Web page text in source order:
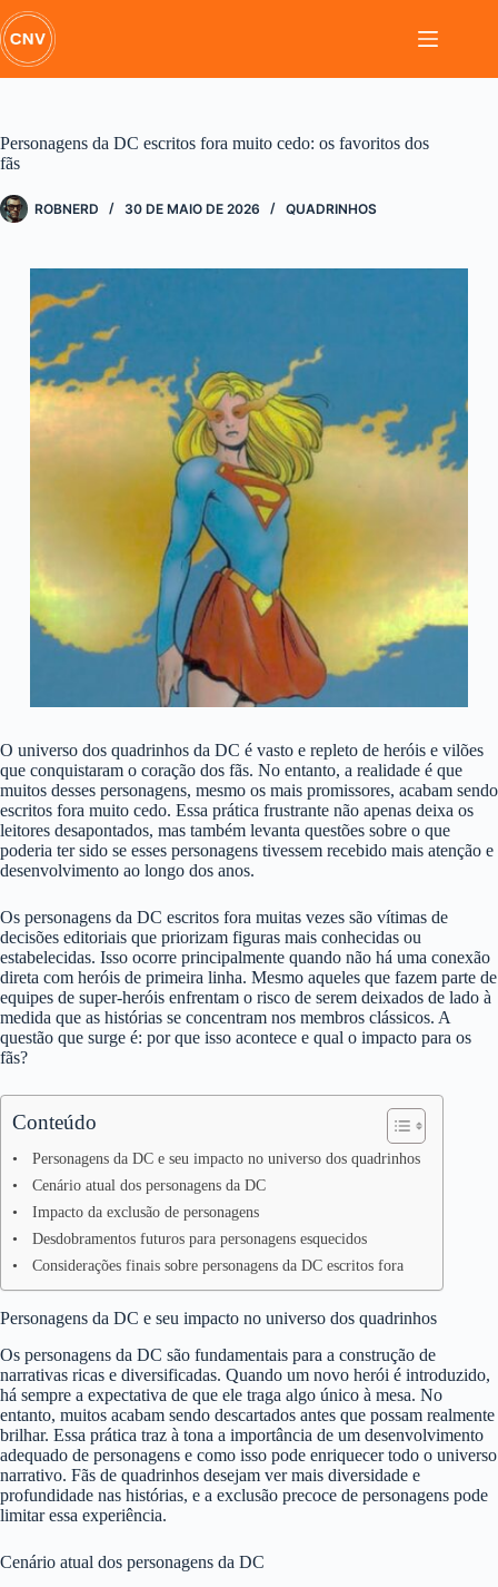
Pular
para
o
conteúdo
Personagens da DC escritos fora muito cedo: os favoritos dos
fãs
ROBNERD 30 DE MAIO DE 2026 QUADRINHOS
O universo dos quadrinhos da DC é vasto e repleto de heróis e vilões
que conquistaram o coração dos fãs. No entanto, a realidade é que
muitos desses personagens, mesmo os mais promissores, acabam sendo
escritos fora muito cedo. Essa prática frustrante não apenas deixa os
leitores desapontados, mas também levanta questões sobre o que
poderia ter sido se esses personagens tivessem recebido mais atenção e
desenvolvimento ao longo dos anos.
Os personagens da DC escritos fora muitas vezes são vítimas de
decisões editoriais que priorizam figuras mais conhecidas ou
estabelecidas. Isso ocorre principalmente quando não há uma conexão
direta com heróis de primeira linha. Mesmo aqueles que fazem parte de
equipes de super-heróis enfrentam o risco de serem deixados de lado à
medida que as histórias se concentram nos membros clássicos. A
questão que surge é: por que isso acontece e qual o impacto para os
fãs?
Conteúdo
Personagens da DC e seu impacto no universo dos quadrinhos
Cenário atual dos personagens da DC
Impacto da exclusão de personagens
Desdobramentos futuros para personagens esquecidos
Considerações finais sobre personagens da DC escritos fora
Personagens da DC e seu impacto no universo dos quadrinhos
Os personagens da DC são fundamentais para a construção de
narrativas ricas e diversificadas. Quando um novo herói é introduzido,
há sempre a expectativa de que ele traga algo único à mesa. No
entanto, muitos acabam sendo descartados antes que possam realmente
brilhar. Essa prática traz à tona a importância de um desenvolvimento
adequado de personagens e como isso pode enriquecer todo o universo
narrativo. Fãs de quadrinhos desejam ver mais diversidade e
profundidade nas histórias, e a exclusão precoce de personagens pode
limitar essa experiência.
Cenário atual dos personagens da DC